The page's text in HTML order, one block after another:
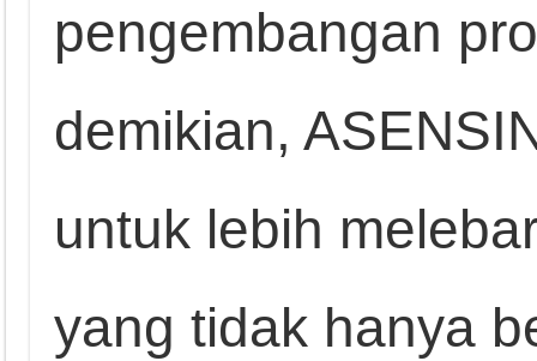
pengembangan
demikian,
untuk lebih
yang tidak hanya